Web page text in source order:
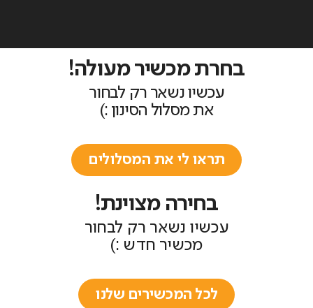
בחרת מכשיר מעולה!
עכשיו נשאר רק לבחור
את מסלול הסינון :)
תראו לי את המסלולים
בחירה מצוינת!
עכשיו נשאר רק לבחור
מכשיר חדש :)
לכל המכשירים שלנו